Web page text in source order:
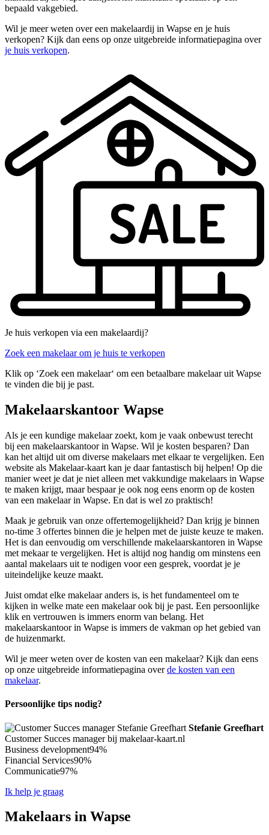
bepaald vakgebied.
Wil je meer weten over een makelaardij in Wapse en je huis
verkopen? Kijk dan eens op onze uitgebreide informatiepagina over
je huis verkopen.
Je huis verkopen via een makelaardij?
Zoek een makelaar om je huis te verkopen
Klik op ‘Zoek een makelaar‘ om een betaalbare makelaar uit Wapse
te vinden die bij je past.
Makelaarskantoor Wapse
Als je een kundige makelaar zoekt, kom je vaak onbewust terecht
bij een makelaarskantoor in Wapse. Wil je kosten besparen? Dan
kan het altijd uit om diverse makelaars met elkaar te vergelijken. Een
website als Makelaar-kaart kan je daar fantastisch bij helpen! Op die
manier weet je dat je niet alleen met vakkundige makelaars in Wapse
te maken krijgt, maar bespaar je ook nog eens enorm op de kosten
van een makelaar in Wapse. En dat is wel zo praktisch!
Maak je gebruik van onze offertemogelijkheid? Dan krijg je binnen
no-time 3 offertes binnen die je helpen met de juiste keuze te maken.
Het is dan eenvoudig om verschillende makelaarskantoren in Wapse
met mekaar te vergelijken. Het is altijd nog handig om minstens een
aantal makelaars uit te nodigen voor een gesprek, voordat je je
uiteindelijke keuze maakt.
Juist omdat elke makelaar anders is, is het fundamenteel om te
kijken in welke mate een makelaar ook bij je past. Een persoonlijke
klik en vertrouwen is immers enorm van belang. Het
makelaarskantoor in Wapse is immers de vakman op het gebied van
de huizenmarkt.
Wil je meer weten over de kosten van een makelaar? Kijk dan eens
op onze uitgebreide informatiepagina overde kosten van een
makelaar.
Persoonlijke tips nodig?
Stefanie Greefhart
Customer Succes manager bij makelaar-kaart.nl
Business development94%
Financial Services90%
Communicatie97%
Ik help je graag
Makelaars in Wapse